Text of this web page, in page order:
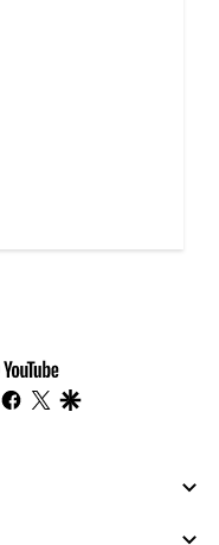
youtube-
footer
instagram
facebook
twitter